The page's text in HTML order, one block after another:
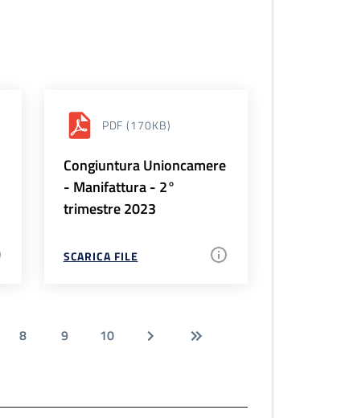
PDF (170KB)
Congiuntura Unioncamere
- Manifattura - 2°
trimestre 2023
SCARICA FILE
8 9 10